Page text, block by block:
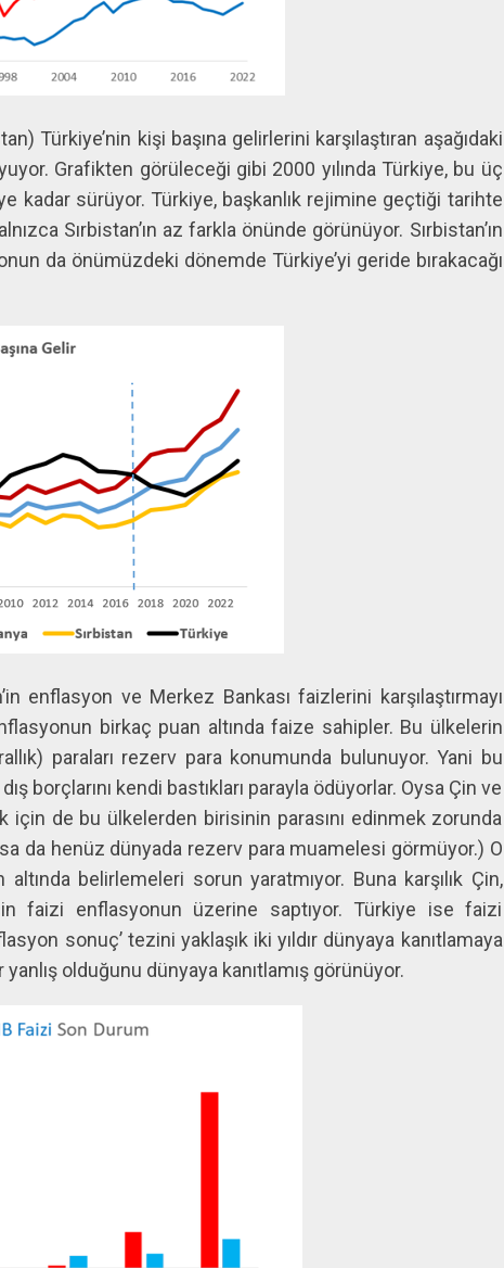
Türkiye’nin kişi başına gelirlerini karşılaştıran aşağıdaki
Grafikten görüleceği gibi 2000 yılında Türkiye, bu üç
kadar sürüyor. Türkiye, başkanlık rejimine geçtiği tarihte
Sırbistan’ın az farkla önünde görünüyor. Sırbistan’ın
da önümüzdeki dönemde Türkiye’yi geride bırakacağı
enflasyon ve Merkez Bankası faizlerini karşılaştırmayı
birkaç puan altında faize sahipler. Bu ülkelerin
paraları rezerv para konumunda bulunuyor. Yani bu
borçlarını kendi bastıkları parayla ödüyorlar. Oysa Çin ve
için de bu ülkelerden birisinin parasını edinmek zorunda
da henüz dünyada rezerv para muamelesi görmüyor.) O
belirlemeleri sorun yaratmıyor. Buna karşılık Çin,
faizi enflasyonun üzerine saptıyor. Türkiye ise faizi
sonuç’ tezini yaklaşık iki yıldır dünyaya kanıtlamaya
olduğunu dünyaya kanıtlamış görünüyor.